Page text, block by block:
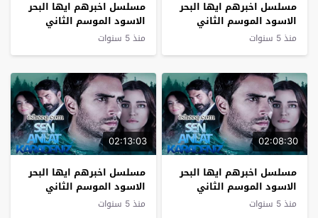
مسلسل اخبرهم ايها البحر
الاسود الموسم الثاني
الحلقة 11
منذ 5 سنوات
مسلسل اخبرهم ايها البحر
الاسود الموسم الثاني
الحلقة 10
منذ 5 سنوات
02:08:30
مسلسل اخبرهم ايها البحر
الاسود الموسم الثاني
الحلقة 9
منذ 5 سنوات
02:13:03
مسلسل اخبرهم ايها البحر
الاسود الموسم الثاني
الحلقة 8
منذ 5 سنوات